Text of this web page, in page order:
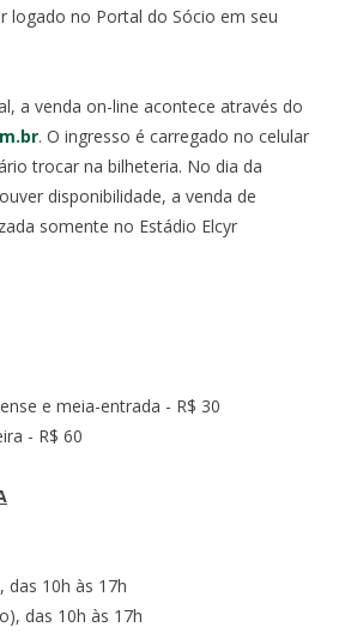
logado no Portal do Sócio em seu
a venda on-line acontece através do
. O ingresso é carregado no celular
trocar na bilheteria. No dia da
disponibilidade, a venda de
somente no Estádio Elcyr
e meia-entrada - R$ 30
- R$ 60
das 10h às 17h
das 10h às 17h